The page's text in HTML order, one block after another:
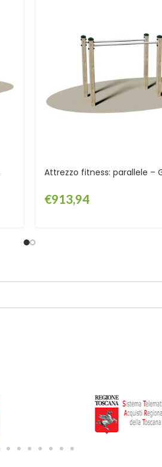
Attrezzo fitness: parallele –
€913,94